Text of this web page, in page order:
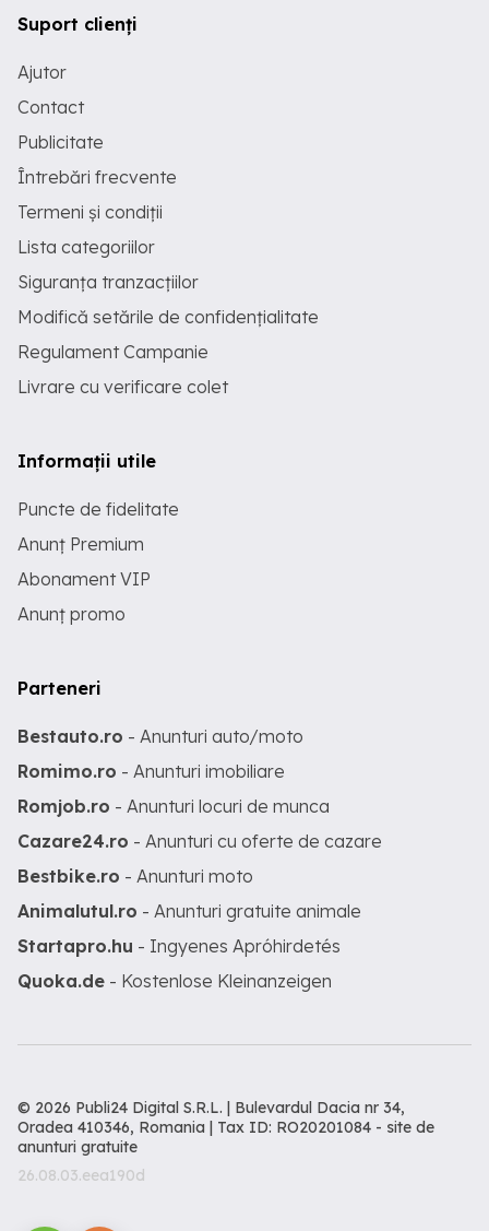
Suport clienți
Ajutor
Contact
Publicitate
Întrebări frecvente
Termeni și condiții
Lista categoriilor
Siguranța tranzacțiilor
Modifică setările de confidențialitate
Regulament Campanie
Livrare cu verificare colet
Informații utile
Puncte de fidelitate
Anunț Premium
Abonament VIP
Anunț promo
Parteneri
Bestauto.ro - Anunturi auto/moto
Romimo.ro - Anunturi imobiliare
Romjob.ro - Anunturi locuri de munca
Cazare24.ro - Anunturi cu oferte de cazare
Bestbike.ro - Anunturi moto
Animalutul.ro - Anunturi gratuite animale
Startapro.hu - Ingyenes Apróhirdetés
Quoka.de - Kostenlose Kleinanzeigen
© 2026 Publi24 Digital S.R.L. | Bulevardul Dacia nr 34,
Oradea 410346, Romania | Tax ID: RO20201084 - site de
anunturi gratuite
26.08.03.eea190d